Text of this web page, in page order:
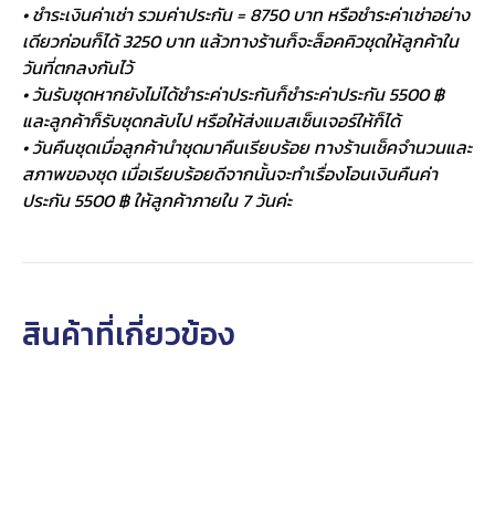
• ชำระเงินค่าเช่า รวมค่าประกัน = 8750 บาท หรือชำระค่าเช่าอย่าง
เดียวก่อนก็ได้ 3250 บาท แล้วทางร้านก็จะล็อคคิวชุดให้ลูกค้าใน
วันที่ตกลงกันไว้
• วันรับชุดหากยังไม่ได้ชำระค่าประกันก็ชำระค่าประกัน 5500 ฿
และลูกค้าก็รับชุดกลับไป หรือให้ส่งแมสเซ็นเจอร์ให้ก็ได้
• วันคืนชุดเมื่อลูกค้านำชุดมาคืนเรียบร้อย ทางร้านเช็คจำนวนและ
สภาพของชุด เมื่อเรียบร้อยดีจากนั้นจะทำเรื่องโอนเงินคืนค่า
ประกัน 5500 ฿ ให้ลูกค้าภายใน 7 วันค่ะ
สินค้าที่เกี่ยวข้อง